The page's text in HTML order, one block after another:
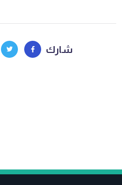
شارك